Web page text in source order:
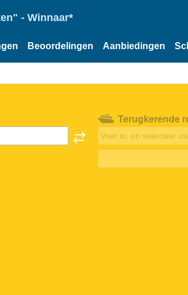
- Winnaar*
Beoordelingen Aanbiedingen
Terugkerende